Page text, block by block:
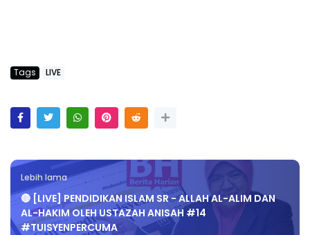
Tags LIVE
Lebih lama
🔴 [LIVE] PENDIDIKAN ISLAM SR - ALLAH AL-ALIM DAN
AL-HAKIM OLEH USTAZAH ANISAH #14
#TUISYENPERCUMA